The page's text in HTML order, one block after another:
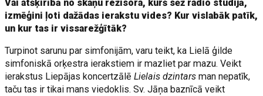
Vai atšķirībā no skaņu režisora, kurš sēž radio studijā,
izmēģini ļoti dažādas ierakstu vides? Kur vislabāk patīk,
un kur tas ir vissarežģītāk?
Turpinot sarunu par simfonijām, varu teikt, ka Lielā ģilde
simfoniskā orķestra ierakstiem ir mazliet par mazu. Veikt
ierakstus Liepājas koncertzālēLielais dzintars man nepatīk,
taču tas ir tikai mans viedoklis. Sv. Jāņa baznīcā veikt